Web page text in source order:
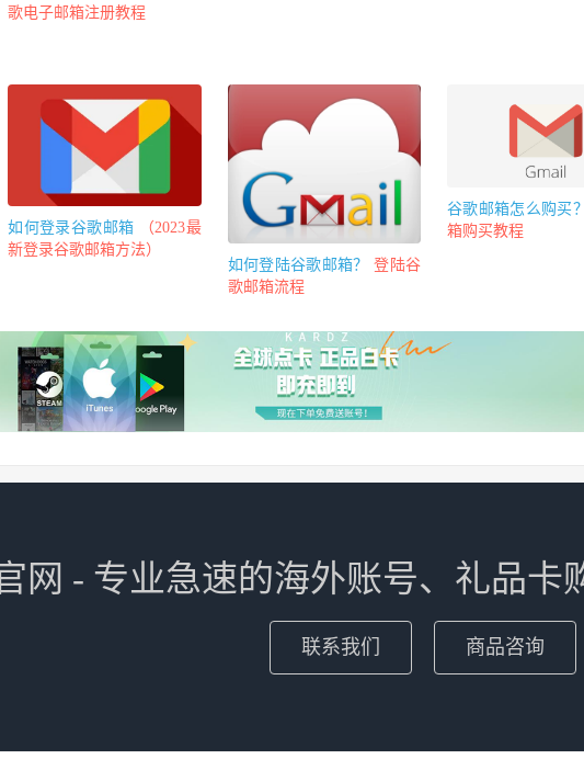
歌电子邮箱注册教程
如何登录谷歌邮箱
（2023最
新登录谷歌邮箱方法）
如何登陆谷歌邮箱？登陆谷
歌邮箱流程
谷歌邮箱怎么购买
箱购买教程
网 - 专业急速的海外账号、礼品卡
联系我们 商品咨询